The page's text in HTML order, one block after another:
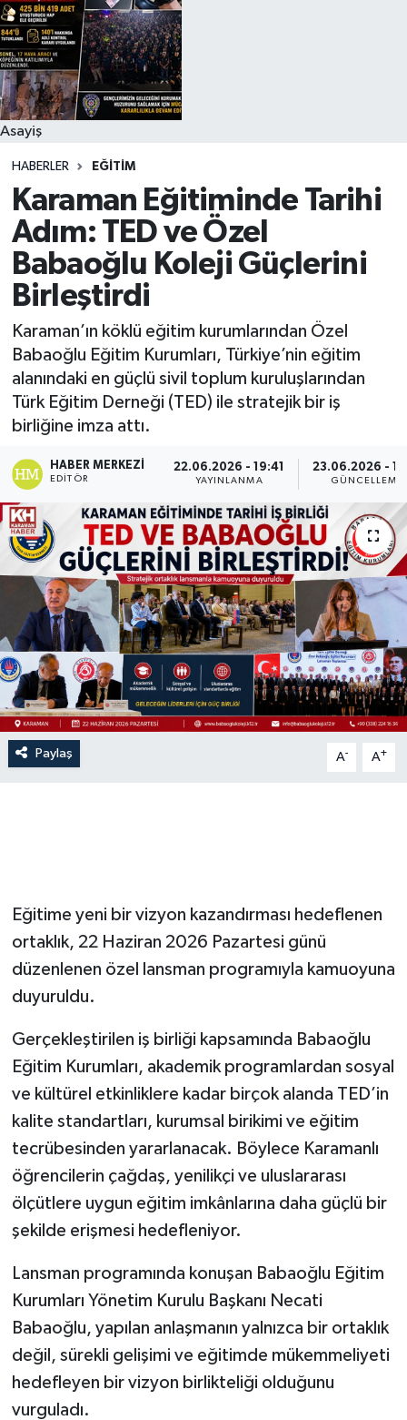
Asayiş
HABERLER EĞITIM
Karaman Eğitiminde Tarihi
Adım: TED ve Özel
Babaoğlu Koleji Güçlerini
Birleştirdi
Karaman’ın köklü eğitim kurumlarından Özel
Babaoğlu Eğitim Kurumları, Türkiye’nin eğitim
alanındaki en güçlü sivil toplum kuruluşlarından
Türk Eğitim Derneği (TED) ile stratejik bir iş
birliğine imza attı.
HABER MERKEZI
EDITÖR
22.06.2026 - 19:41
YAYINLANMA
23.06.2026 -
GÜNCELLEME
Paylaş A- A+
Eğitime yeni bir vizyon kazandırması hedeflenen
ortaklık, 22 Haziran 2026 Pazartesi günü
düzenlenen özel lansman programıyla kamuoyuna
duyuruldu.
Gerçekleştirilen iş birliği kapsamında Babaoğlu
Eğitim Kurumları, akademik programlardan sosyal
ve kültürel etkinliklere kadar birçok alanda TED’in
kalite standartları, kurumsal birikimi ve eğitim
tecrübesinden yararlanacak. Böylece Karamanlı
öğrencilerin çağdaş, yenilikçi ve uluslararası
ölçütlere uygun eğitim imkânlarına daha güçlü bir
şekilde erişmesi hedefleniyor.
Lansman programında konuşan Babaoğlu Eğitim
Kurumları Yönetim Kurulu Başkanı Necati
Babaoğlu, yapılan anlaşmanın yalnızca bir ortaklık
değil, sürekli gelişimi ve eğitimde mükemmeliyeti
hedefleyen bir vizyon birlikteliği olduğunu
vurguladı.
Siyaset
Spor
Vefat Edenler
Video Galeri
Yaşam